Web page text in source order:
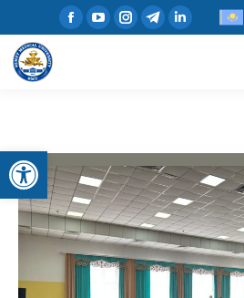
Open toolbar